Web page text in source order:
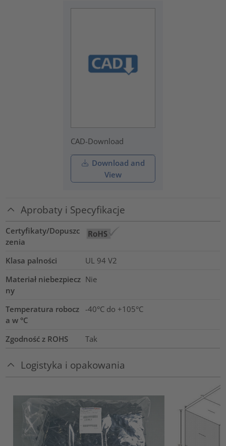
CAD-Download
Download and
View
Aprobaty i Specyfikacje
Certyfikaty/Dopuszc
zenia
Klasa palności
UL 94 V2
Materiał niebezpiecz
ny
Nie
Temperatura robocz
a w °C
-40°C do +105°C
Zgodność z ROHS Tak
Logistyka i opakowania